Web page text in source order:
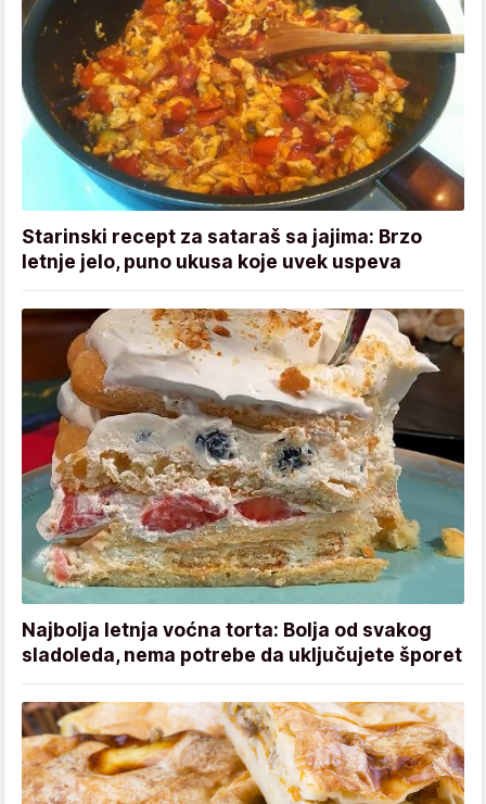
Starinski recept za sataraš sa jajima: Brzo
letnje jelo, puno ukusa koje uvek uspeva
Najbolja letnja voćna torta: Bolja od svakog
sladoleda, nema potrebe da uključujete šporet